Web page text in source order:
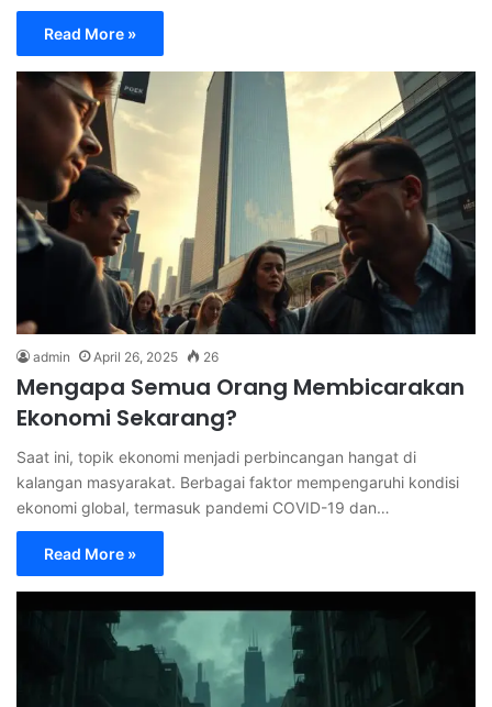
Read More »
admin April 26, 2025 26
Mengapa Semua Orang Membicarakan
Ekonomi Sekarang?
Saat ini, topik ekonomi menjadi perbincangan hangat di
kalangan masyarakat. Berbagai faktor mempengaruhi kondisi
ekonomi global, termasuk pandemi COVID-19 dan…
Read More »